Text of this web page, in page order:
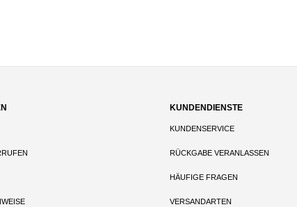
KUNDENDIENSTE
KUNDENSERVICE
RÜCKGABE VERANLASSEN
HÄUFIGE FRAGEN
VERSANDARTEN